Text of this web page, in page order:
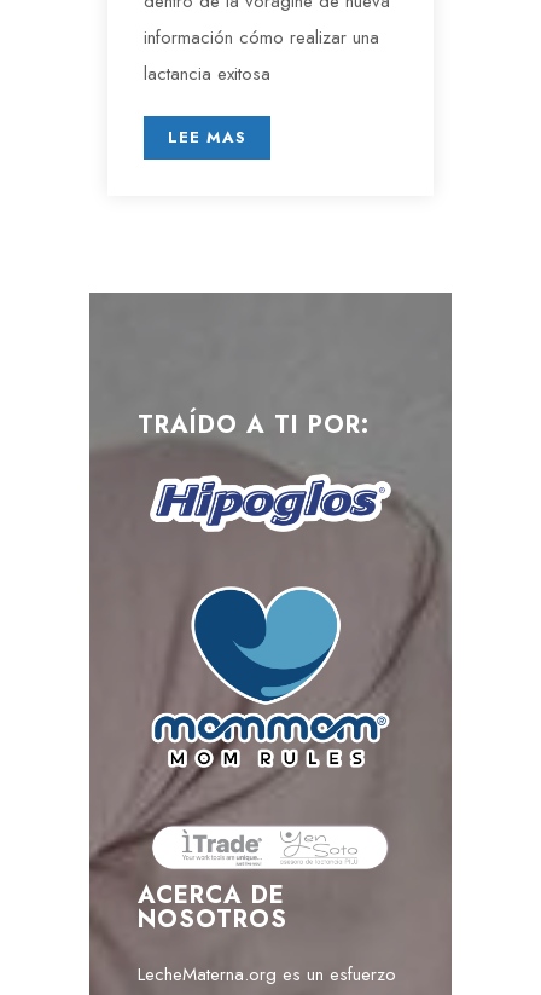
información cómo realizar una
lactancia exitosa
LEE MAS
TRAÍDO A TI POR:
ACERCA DE
NOSOTROS
LecheMaterna.org es un esfuerzo